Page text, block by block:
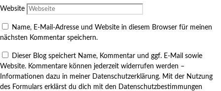
Website
Name, E-Mail-Adresse und Website in diesem Browser für meinen
nächsten Kommentar speichern.
Dieser Blog speichert Name, Kommentar und ggf. E-Mail sowie
Website. Kommentare können jederzeit widerrufen werden –
Informationen dazu in meiner Datenschutzerklärung. Mit der Nutzung
des Formulars erklärst du dich mit den Datenschutzbestimmungen